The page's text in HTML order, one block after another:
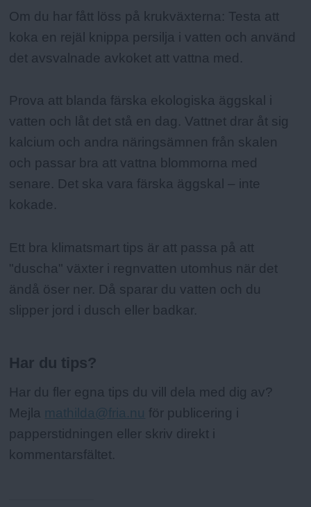
Om du har fått löss på krukväxterna: Testa att
koka en rejäl knippa persilja i vatten och använd
det avsvalnade avkoket att vattna med.
Prova att blanda färska ekologiska äggskal i
vatten och låt det stå en dag. Vattnet drar åt sig
kalcium och andra näringsämnen från skalen
och passar bra att vattna blommorna med
senare. Det ska vara färska äggskal – inte
kokade.
Ett bra klimatsmart tips är att passa på att
"duscha" växter i regnvatten utomhus när det
ändå öser ner. Då sparar du vatten och du
slipper jord i dusch eller badkar.
Har du tips?
Har du fler egna tips du vill dela med dig av?
Mejla mathilda@fria.nu för publicering i
papperstidningen eller skriv direkt i
kommentarsfältet.